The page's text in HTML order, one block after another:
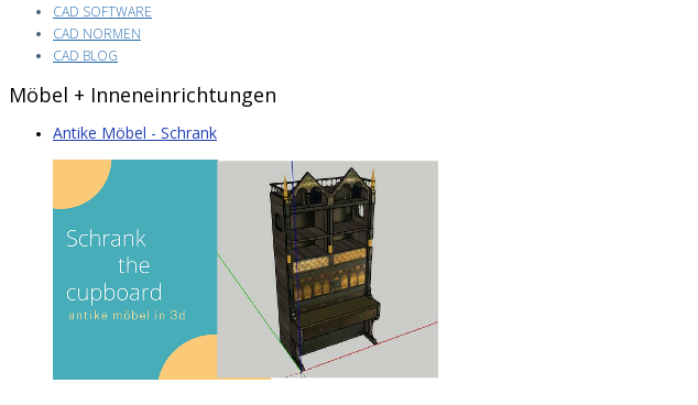
CAD SOFTWARE
CAD NORMEN
CAD BLOG
Möbel + Inneneinrichtungen
Antike Möbel - Schrank